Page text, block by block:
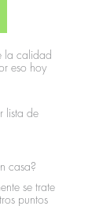
la calidad
eso hoy
lista de
casa?
se trate
puntos